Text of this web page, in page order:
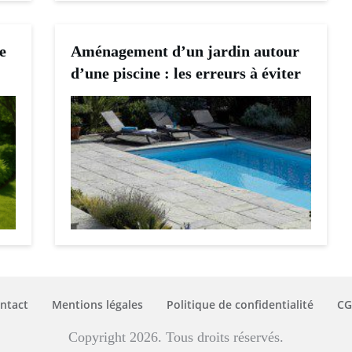
Aménagement d’un jardin autour
d’une piscine : les erreurs à éviter
Mentions légales Politique de confidentialité
Copyright 2026. Tous droits réservés.